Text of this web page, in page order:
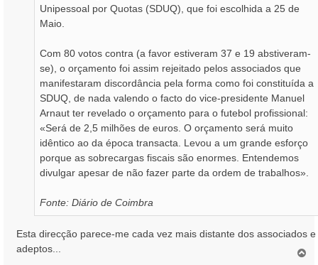
Unipessoal por Quotas (SDUQ), que foi escolhida a 25 de
Maio.
Com 80 votos contra (a favor estiveram 37 e 19 abstiveram-
se), o orçamento foi assim rejeitado pelos associados que
manifestaram discordância pela forma como foi constituída a
SDUQ, de nada valendo o facto do vice-presidente Manuel
Arnaut ter revelado o orçamento para o futebol profissional:
«Será de 2,5 milhões de euros. O orçamento será muito
idêntico ao da época transacta. Levou a um grande esforço
porque as sobrecargas fiscais são enormes. Entendemos
divulgar apesar de não fazer parte da ordem de trabalhos».
Fonte: Diário de Coimbra
Esta direcção parece-me cada vez mais distante dos associados e
adeptos...